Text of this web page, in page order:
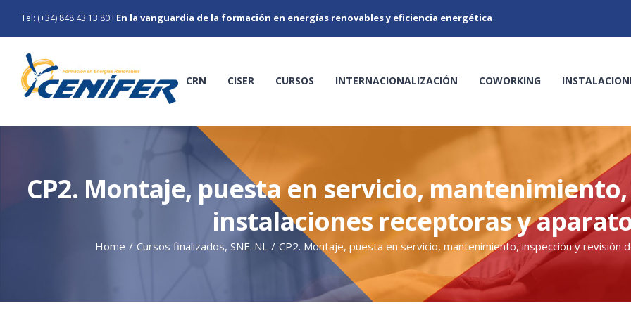
content
Tel: (+34) 848 43 13 80 I En la vanguardia de la formación en energías renovables y eficiencia energética
CRN CISER CURSOS INTERNACIONALIZACIÓN COWORKING
CP2. Montaje, puesta en servicio,
instalaciones receptoras y
Home / Cursos finalizados, SNE-NL / CP2. Montaje, puesta en servicio, mantenimiento, inspección y revisión